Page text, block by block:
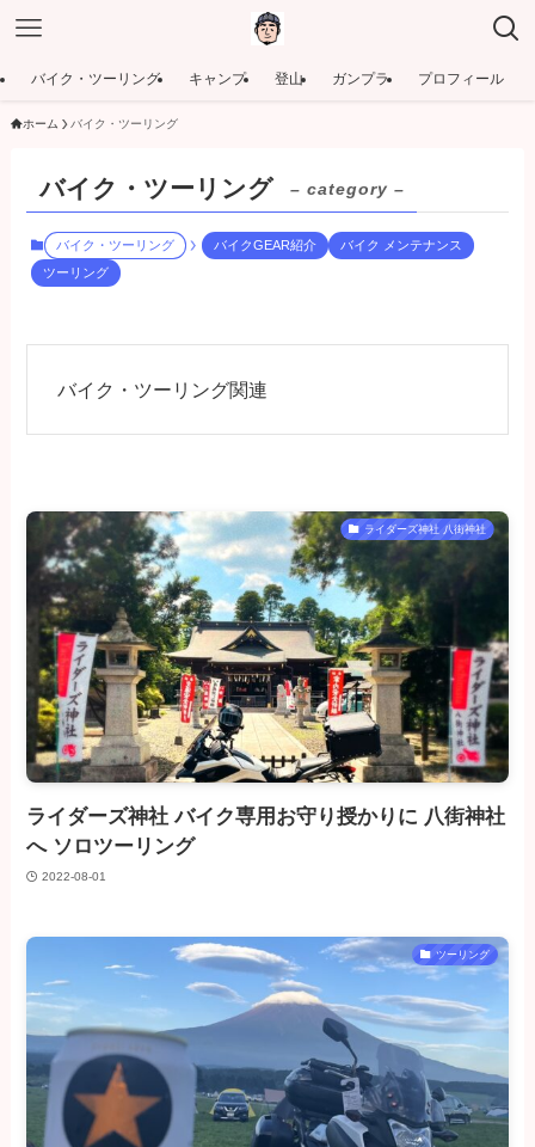
バイク・ツーリング キャンプ 登山 ガンプラ プロフィール
ホーム バイク・ツーリング
バイク・ツーリング – category –
バイク・ツーリング バイクGEAR紹介
バイク メンテナンス
ツーリング
バイク・ツーリング関連
ライダーズ神社 八街神社
ライダーズ神社 バイク専用お守り授かりに 八街神社
へ ソロツーリング
2022-08-01
ツーリング